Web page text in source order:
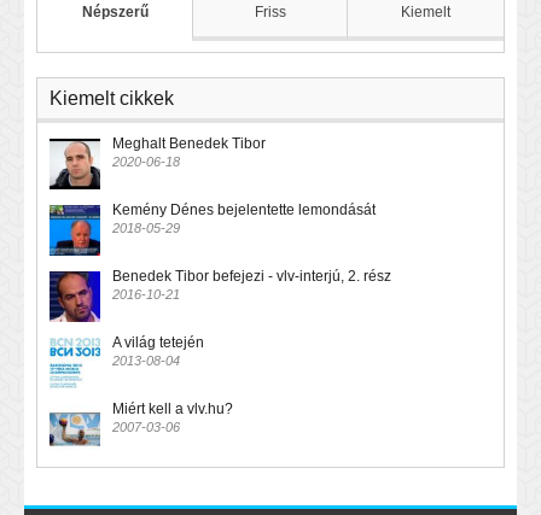
Népszerű Friss Kiemelt
Kiemelt cikkek
Meghalt Benedek Tibor
2020-06-18
Kemény Dénes bejelentette lemondását
2018-05-29
Benedek Tibor befejezi - vlv-interjú, 2. rész
2016-10-21
A világ tetején
2013-08-04
Miért kell a vlv.hu?
2007-03-06